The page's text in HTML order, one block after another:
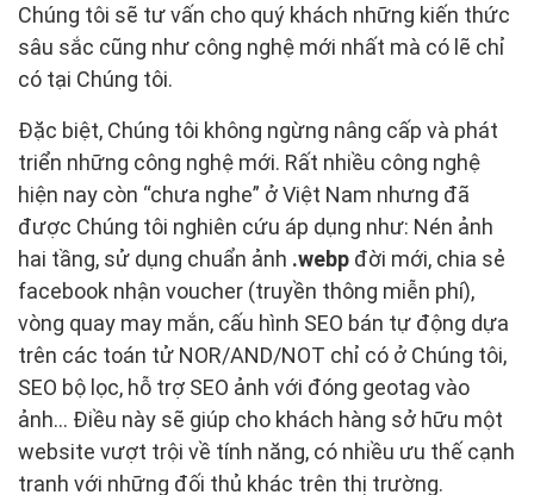
Chúng tôi sẽ tư vấn cho quý khách những kiến thức
sâu sắc cũng như công nghệ mới nhất mà có lẽ chỉ
có tại Chúng tôi.
Đặc biệt, Chúng tôi không ngừng nâng cấp và phát
triển những công nghệ mới. Rất nhiều công nghệ
hiện nay còn “chưa nghe” ở Việt Nam nhưng đã
được Chúng tôi nghiên cứu áp dụng như: Nén ảnh
hai tầng, sử dụng chuẩn ảnh .webp đời mới, chia sẻ
facebook nhận voucher (truyền thông miễn phí),
vòng quay may mắn, cấu hình SEO bán tự động dựa
trên các toán tử NOR/AND/NOT chỉ có ở Chúng tôi,
SEO bộ lọc, hỗ trợ SEO ảnh với đóng geotag vào
ảnh… Điều này sẽ giúp cho khách hàng sở hữu một
website vượt trội về tính năng, có nhiều ưu thế cạnh
tranh với những đối thủ khác trên thị trường.